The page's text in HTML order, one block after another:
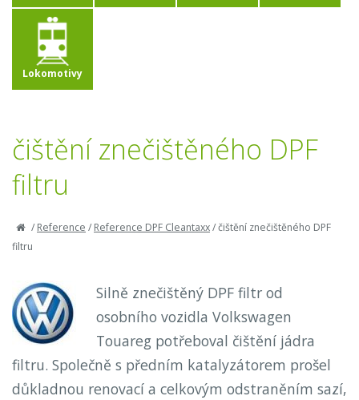
Lokomotivy
čištění znečištěného DPF
filtru
/Reference /Reference DPF Cleantaxx/čištění znečištěného DPF
filtru
Silně znečištěný DPF filtr od
osobního vozidla Volkswagen
Touareg potřeboval čištění jádra
filtru. Společně s předním katalyzátorem prošel
důkladnou renovací a celkovým odstraněním sazí,